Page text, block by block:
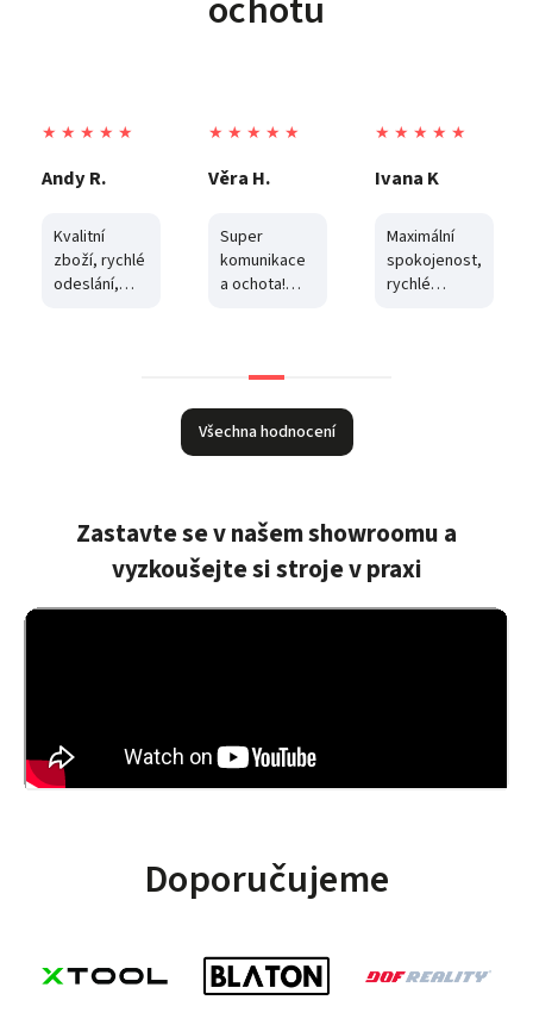
★ ★ ★ ★ ★
Andy R.
Kvalitní
zboží, rychlé
odeslání,
★ ★ ★ ★ ★
Věra H.
Super
komunikace
a ochota!
poškozený a
část zboží
byla
odcizena.
odcizené
zboží
obratem
bez
★ ★ ★ ★ ★
Ivana K
Maximální
spokojenost,
rychlé
Všechna hodnocení
Zastavte se v našem showroomu a
vyzkoušejte si stroje v praxi
Doporučujeme